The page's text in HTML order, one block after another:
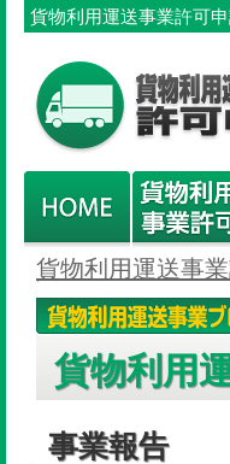
貨物利用運送事業許可
貨物利用運送事
貨物利用
事業報告